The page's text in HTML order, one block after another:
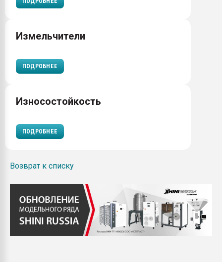
Измельчители
ПОДРОБНЕЕ
Износостойкость
ПОДРОБНЕЕ
Возврат к списку